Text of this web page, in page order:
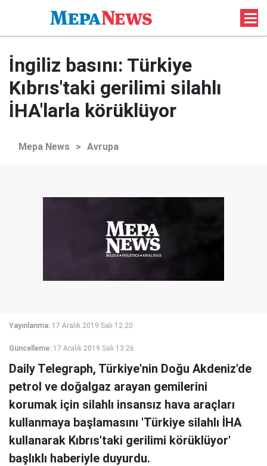
İngiliz basını: Türkiye
Kıbrıs'taki gerilimi silahlı
İHA'larla körüklüyor
Mepa News > Avrupa
Yayınlanma: 17 Aralık 2019 Salı 12:20
Güncelleme: 17 Aralık 2019 Salı 13:26
Daily Telegraph, Türkiye'nin Doğu Akdeniz'de
petrol ve doğalgaz arayan gemilerini
korumak için silahlı insansız hava araçları
kullanmaya başlamasını 'Türkiye silahlı İHA
kullanarak Kıbrıs'taki gerilimi körüklüyor'
başlıklı haberiyle duyurdu.